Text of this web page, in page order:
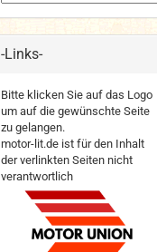
-Links-
Bitte klicken Sie auf das Logo
um auf die gewünschte Seite
zu gelangen.
motor-lit.de ist für den Inhalt
der verlinkten Seiten nicht
verantwortlich